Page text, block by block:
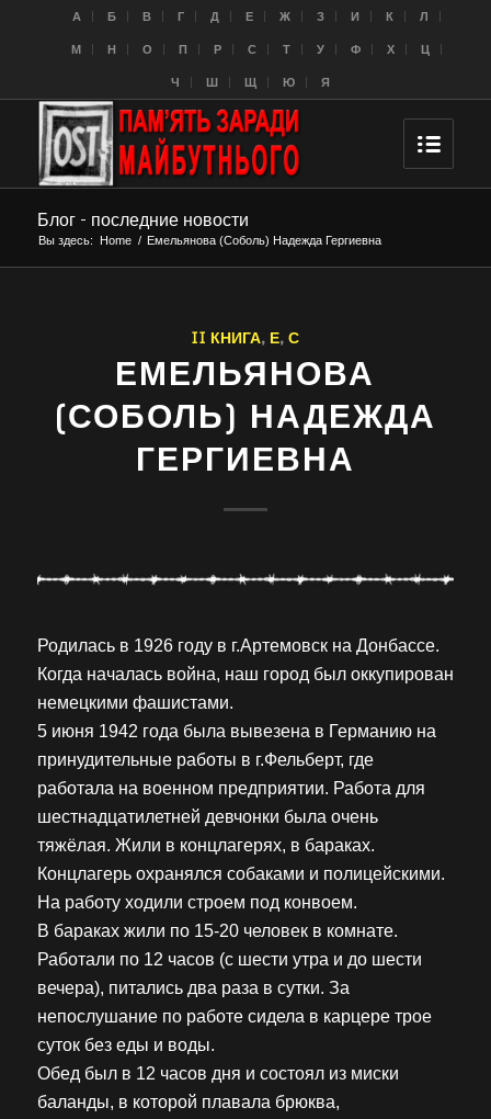
A Б В Г Д Е Ж З И К Л
M Н О П Р С Т У Ф Х Ц
Ч Ш Щ Ю Я
Блог - последние новости
Вы здесь: Home / Емельянова (Соболь) Надежда Гергиевна
II КНИГА, Е,С
ЕМЕЛЬЯНОВА
(СОБОЛЬ) НАДЕЖДА
ГЕРГИЕВНА
Родилась в 1926 году в г.Артемовск на Донбассе.
Когда началась война, наш город был оккупирован
немецкими фашистами.
5 июня 1942 года была вывезена в Германию на
принудительные работы в г.Фельберт, где
работала на военном предприятии. Работа для
шестнадцатилетней девчонки была очень
тяжёлая. Жили в концлагерях, в бараках.
Концлагерь охранялся собаками и полицейскими.
На работу ходили строем под конвоем.
В бараках жили по 15-20 человек в комнате.
Работали по 12 часов (с шести утра и до шести
вечера), питались два раза в сутки. За
непослушание по работе сидела в карцере трое
суток без еды и воды.
Обед был в 12 часов дня и состоял из миски
баланды, в которой плавала брюква,